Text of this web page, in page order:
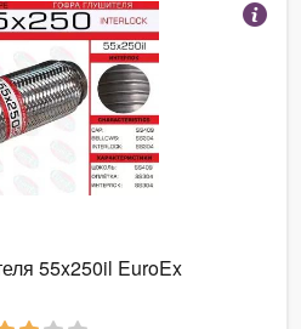
55x250il EuroEx